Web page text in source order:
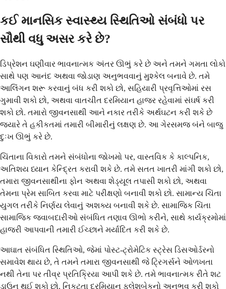
કઈ માનસિક સ્વાસ્થ્ય સ્થિતિઓ સંબંધો પર
સૌથી વધુ અસર કરે છે?
ડિપ્રેશન ઘણીવાર ભાવનાત્મક અંતર ઊભું કરે છે અને તમને ગમતા લોકો
સાથે પણ આનંદ અથવા જોડાણ અનુભવવાનું મુશ્કેલ બનાવે છે. તમે
આલિંગન શરૂ કરવાનું બંધ કરી શકો છો, સહિયારી પ્રવૃત્તિઓમાં રસ
ગુમાવી શકો છો, અથવા વાતચીત દરમિયાન હાજર રહેવામાં સંઘર્ષ કરી
શકો છો. તમારો જીવનસાથી આને નકાર તરીકે અર્થઘટન કરી શકે છે
જ્યારે તે હકીકતમાં તમારી બીમારીનું લક્ષણ છે. આ ગેરસમજ બંને બાજુ
દુઃખ ઊભું કરે છે.
ચિંતાના વિકારો તમને સંબંધોના જોખમો પર, વાસ્તવિક કે કાલ્પનિક,
અતિશય ધ્યાન કેન્દ્રિત કરાવી શકે છે. તમે સતત ખાતરી માંગી શકો છો,
તમારા જીવનસાથીના ફોન અથવા શેડ્યૂલ તપાસી શકો છો, અથવા
તેમના પ્રેમ સાબિત કરવા માટે પરીક્ષણો બનાવી શકો છો. સામાન્ય ચિંતા
યુગલ તરીકે નિર્ણય લેવાનું અશક્ય બનાવી શકે છે. સામાજિક ચિંતા
સામાજિક જવાબદારીઓ સંબંધિત તણાવ ઊભો કરીને, સાથે કાર્યક્રમોમાં
હાજરી આપવાની તમારી ઈચ્છાને મર્યાદિત કરી શકે છે.
આઘાત સંબંધિત સ્થિતિઓ, જેમાં પોસ્ટ-ટ્રોમેટિક સ્ટ્રેસ ડિસઓર્ડરનો
સમાવેશ થાય છે, તે તમને તમારા જીવનસાથી જે ટ્રિગર્સને ઓળખતા
નથી તેના પર તીવ્ર પ્રતિક્રિયા આપી શકે છે. તમે ભાવનાત્મક રીતે શટ
ડાઉન થઈ શકો છો, નિકટતા દરમિયાન ફ્લેશબેકનો અનુભવ કરી શકો